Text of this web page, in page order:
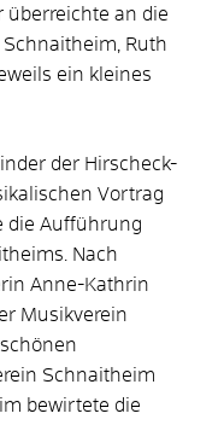
überreichte an die
Ruth
ein kleines
der Hirscheck-
Vortrag
die Aufführung
Nach
Anne-Kathrin
Musikverein
Schnaitheim
bewirtete die